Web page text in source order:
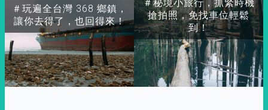
＃玩遍全台灣 368 鄉鎮，
讓你去得了，也回得來！
＃秘境小旅行，抓緊時機
搶拍照，免找車位輕鬆
到！